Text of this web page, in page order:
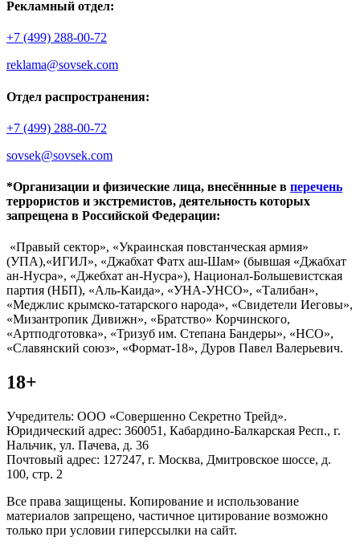
Рекламный отдел:
+7 (499) 288-00-72
reklama@sovsek.com
Отдел распространения:
+7 (499) 288-00-72
sovsek@sovsek.com
*Организации и физические лица, внесённные в перечень
террористов и экстремистов, деятельность которых
запрещена в Российской Федерации:
«Правый сектор», «Украинская повстанческая армия»
(УПА),«ИГИЛ», «Джабхат Фатх аш-Шам» (бывшая «Джабхат
ан-Нусра», «Джебхат ан-Нусра»), Национал-Большевистская
партия (НБП), «Аль-Каида», «УНА-УНСО», «Талибан»,
«Меджлис крымско-татарского народа», «Свидетели Иеговы»,
«Мизантропик Дивижн», «Братство» Корчинского,
«Артподготовка», «Тризуб им. Степана Бандеры», «НСО»,
«Славянский союз», «Формат-18», Дуров Павел Валерьевич.
18+
Учредитель: ООО «Совершенно Секретно Трейд».
Юридический адрес: 360051, Кабардино-Балкарская Респ., г.
Нальчик, ул. Пачева, д. 36
Почтовый адрес: 127247, г. Москва, Дмитровское шоссе, д.
100, стр. 2
Все права защищены. Копирование и использование
материалов запрещено, частичное цитирование возможно
только при условии гиперссылки на сайт.